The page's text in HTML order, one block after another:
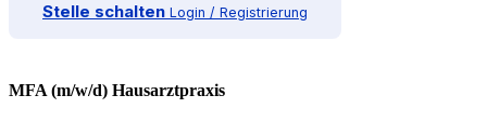
Stelle schalten Login / Registrierung
MFA (m/w/d) Hausarztpraxis